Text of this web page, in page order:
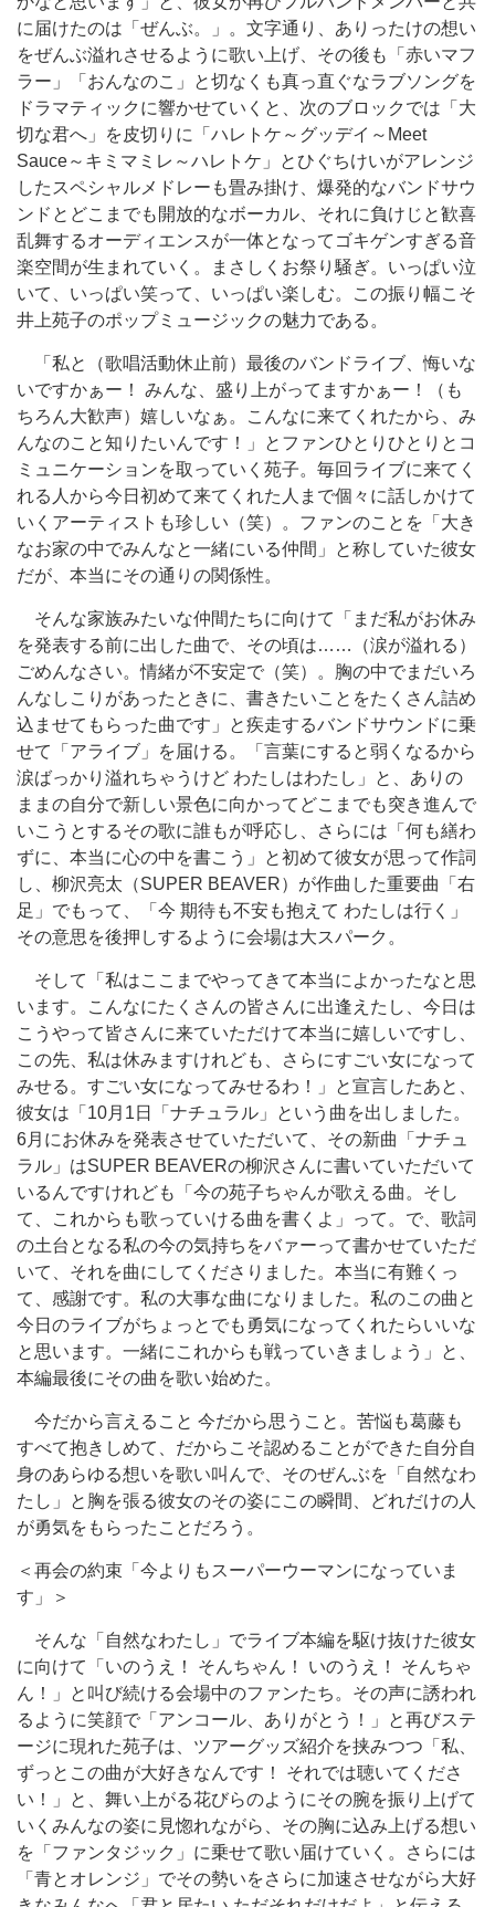
に届けたのは「ぜんぶ。」。文字通り、ありったけの想い
をぜんぶ溢れさせるように歌い上げ、その後も「赤いマフ
ラー」「おんなのこ」と切なくも真っ直ぐなラブソングを
ドラマティックに響かせていくと、次のブロックでは「大
切な君へ」を皮切りに「ハレトケ～グッデイ～Meet
Sauce～キミマミレ～ハレトケ」とひぐちけいがアレンジ
したスペシャルメドレーも畳み掛け、爆発的なバンドサウ
ンドとどこまでも開放的なボーカル、それに負けじと歓喜
乱舞するオーディエンスが一体となってゴキゲンすぎる音
楽空間が生まれていく。まさしくお祭り騒ぎ。いっぱい泣
いて、いっぱい笑って、いっぱい楽しむ。この振り幅こそ
井上苑子のポップミュージックの魅力である。
「私と（歌唱活動休止前）最後のバンドライブ、悔いな
いですかぁー！ みんな、盛り上がってますかぁー！（も
ちろん大歓声）嬉しいなぁ。こんなに来てくれたから、み
んなのこと知りたいんです！」とファンひとりひとりとコ
ミュニケーションを取っていく苑子。毎回ライブに来てく
れる人から今日初めて来てくれた人まで個々に話しかけて
いくアーティストも珍しい（笑）。ファンのことを「大き
なお家の中でみんなと一緒にいる仲間」と称していた彼女
だが、本当にその通りの関係性。
そんな家族みたいな仲間たちに向けて「まだ私がお休み
を発表する前に出した曲で、その頃は……（涙が溢れる）
ごめんなさい。情緒が不安定で（笑）。胸の中でまだいろ
んなしこりがあったときに、書きたいことをたくさん詰め
込ませてもらった曲です」と疾走するバンドサウンドに乗
せて「アライブ」を届ける。「言葉にすると弱くなるから
涙ばっかり溢れちゃうけど わたしはわたし」と、ありの
ままの自分で新しい景色に向かってどこまでも突き進んで
いこうとするその歌に誰もが呼応し、さらには「何も繕わ
ずに、本当に心の中を書こう」と初めて彼女が思って作詞
し、柳沢亮太（SUPER BEAVER）が作曲した重要曲「右
足」でもって、「今 期待も不安も抱えて わたしは行く」
その意思を後押しするように会場は大スパーク。
そして「私はここまでやってきて本当によかったなと思
います。こんなにたくさんの皆さんに出逢えたし、今日は
こうやって皆さんに来ていただけて本当に嬉しいですし、
この先、私は休みますけれども、さらにすごい女になって
みせる。すごい女になってみせるわ！」と宣言したあと、
彼女は「10月1日「ナチュラル」という曲を出しました。
6月にお休みを発表させていただいて、その新曲「ナチュ
ラル」はSUPER BEAVERの柳沢さんに書いていただいて
いるんですけれども「今の苑子ちゃんが歌える曲。そし
て、これからも歌っていける曲を書くよ」って。で、歌詞
の土台となる私の今の気持ちをバァーって書かせていただ
いて、それを曲にしてくださりました。本当に有難くっ
て、感謝です。私の大事な曲になりました。私のこの曲と
今日のライブがちょっとでも勇気になってくれたらいいな
と思います。一緒にこれからも戦っていきましょう」と、
本編最後にその曲を歌い始めた。
今だから言えること 今だから思うこと。苦悩も葛藤も
すべて抱きしめて、だからこそ認めることができた自分自
身のあらゆる想いを歌い叫んで、そのぜんぶを「自然なわ
たし」と胸を張る彼女のその姿にこの瞬間、どれだけの人
が勇気をもらったことだろう。
＜再会の約束「今よりもスーパーウーマンになっていま
す」＞
そんな「自然なわたし」でライブ本編を駆け抜けた彼女
に向けて「いのうえ！ そんちゃん！ いのうえ！ そんちゃ
ん！」と叫び続ける会場中のファンたち。その声に誘われ
るように笑顔で「アンコール、ありがとう！」と再びステ
ージに現れた苑子は、ツアーグッズ紹介を挟みつつ「私、
ずっとこの曲が大好きなんです！ それでは聴いてくださ
い！」と、舞い上がる花びらのようにその腕を振り上げて
いくみんなの姿に見惚れながら、その胸に込み上げる想い
を「ファンタジック」に乗せて歌い届けていく。さらには
「青とオレンジ」でその勢いをさらに加速させながら大好